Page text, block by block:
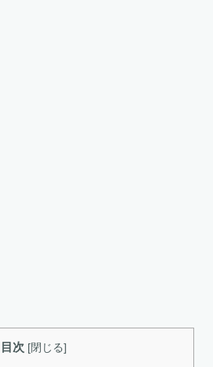
目次 [閉じる]